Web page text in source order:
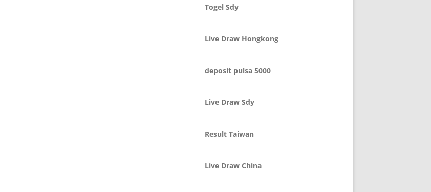
Togel Sdy
Live Draw Hongkong
deposit pulsa 5000
Live Draw Sdy
Result Taiwan
Live Draw China